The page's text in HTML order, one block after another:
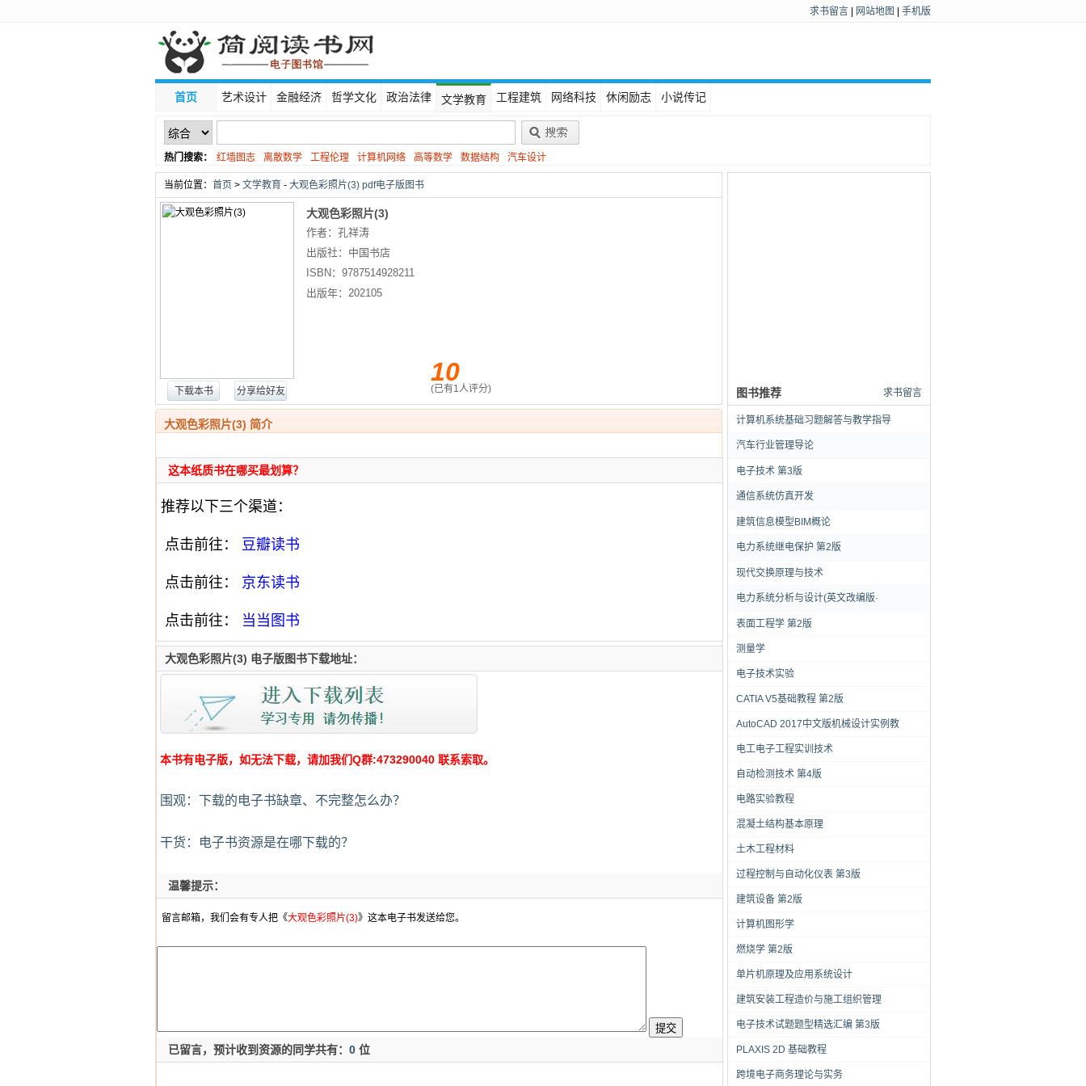
求书留言 网站地图 手机版
首页 艺术设计 金融经济 哲学文化 政治法律 文学教育 工程建筑 网络科技 休闲励志 小说传记
热门搜索： 红墙图志 离散数学 工程伦理 计算机网络 高等数学 数据结构
汽车设计
线性代数
当前位置： 首页 > 文学教育 - 大观色彩照片(3) pdf电子版图书
下载本书 分享给好友
大观色彩照片(3)
作者：孔祥涛
出版社： 中国书店
ISBN： 9787514928211
出版年： 202105
10
(已有1人评分) 求书留言
图书推荐
计算机系统基础习题解答与教学指导
汽车行业管理导论
电子技术 第3版
通信系统仿真开发
建筑信息模型BIM概论
电力系统继电保护 第2版
现代交换原理与技术
电力系统分析与设计(英文改编版·
表面工程学 第2版
测量学
电子技术实验
CATIA V5基础教程 第2版
AutoCAD 2017中文版机械设计实例教
电工电子工程实训技术
自动检测技术 第4版
电路实验教程
混凝土结构基本原理
土木工程材料
过程控制与自动化仪表 第3版
建筑设备 第2版
计算机图形学
燃烧学 第2版
单片机原理及应用系统设计
建筑安装工程造价与施工组织管理
电子技术试题题型精选汇编 第3版
PLAXIS 2D 基础教程
跨境电子商务理论与实务
大观色彩照片(3) 简介
这本纸质书在哪买最划算？
推荐以下三个渠道：
点击前往： 豆瓣读书
点击前往： 京东读书
点击前往： 当当图书
大观色彩照片(3) 电子版图书下载地址：
本书有电子版，如无法下载，请加我们Q群:473290040 联系索取。
围观：下载的电子书缺章、不完整怎么办？
干货：电子书资源是在哪下载的？
温馨提示：
留言邮箱，我们会有专人把《大观色彩照片(3)》这本电子书发送给您。
已留言，预计收到资源的同学共有： 0 位